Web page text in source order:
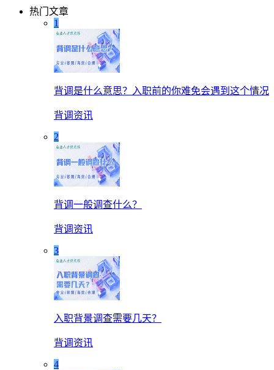
热门文章
1
背调是什么意思？入职前的你难免会遇到这个情况
背调资讯
2
背调一般调查什么？
背调资讯
3
入职背景调查需要几天？
背调资讯
4